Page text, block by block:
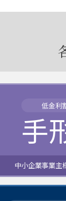
低金利
手
中小企業事業主